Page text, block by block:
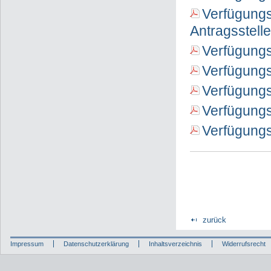
zurück
Impressum Datenschutzerklärung Inhaltsverzeichnis Widerrufsrecht